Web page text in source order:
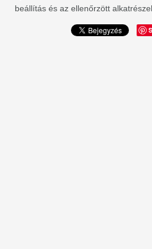
beállítás és az ellenőrzött